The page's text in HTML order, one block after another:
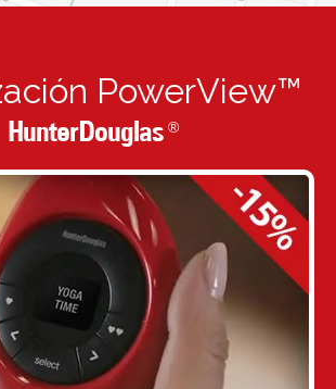
PowerView™
HunterDouglas ®